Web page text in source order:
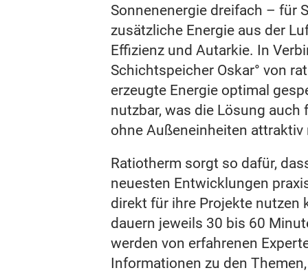
Sonnenenergie dreifach – für
zusätzliche Energie aus der
Effizienz und Autarkie. In
Schichtspeicher Oskar° von
erzeugte Energie optimal
nutzbar, was die Lösung auch
ohne Außeneinheiten attraktiv
Ratiotherm sorgt so dafür,
neuesten Entwicklungen
direkt für ihre Projekte nutzen
dauern jeweils 30 bis 60
werden von erfahrenen
Informationen zu den